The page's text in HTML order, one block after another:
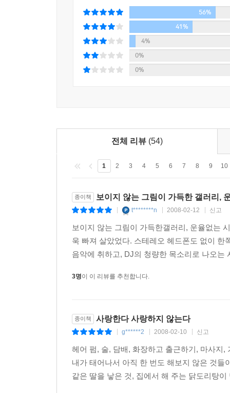
56%
41%
4%
0%
0%
전체 리뷰 (54)
1 2 3 4 5 6 7 8 9 10
종이책 보이지 않는 그림이 가득한 갤러리,
t********n 2008-02-12 신고
보이지 않는 그림이 가득한갤러리, 운율없는
욱 빠져 살았었다. 스테레오 헤드폰도 없이
음악에 취하고, DJ의 청량한 목소리로 나오
3명이 이 리뷰를 추천합니다.
종이책 사랑한다 사랑하지 않는다
g******2 2008-02-10 신고
헤어 펌, 술, 담배, 화장하고 출근하기, 마사지
내가 태어나서 아직 한 번도 해보지 않은 것
같은 딸을 낳은 것, 집에서 해 주는 닭도리탕